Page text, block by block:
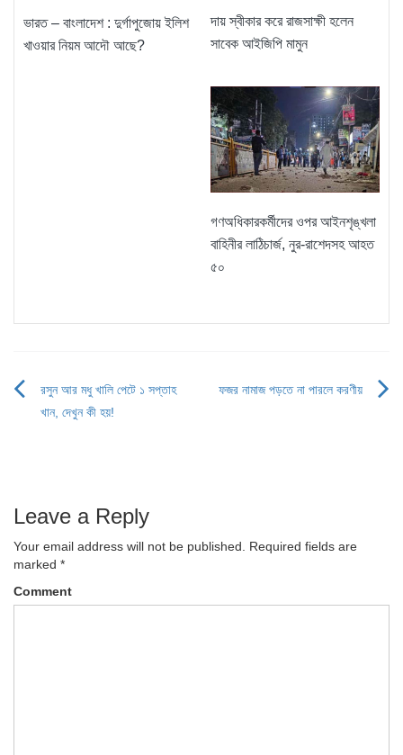
ভারত – বাংলাদেশ : দুর্গাপুজোয় ইলিশ
খাওয়ার নিয়ম আদৌ আছে?
দায় স্বীকার করে রাজসাক্ষী হলেন
সাবেক আইজিপি মামুন
গণঅধিকারকর্মীদের ওপর আইনশৃঙ্খলা
বাহিনীর লাঠিচার্জ, নুর-রাশেদসহ আহত
৫০
Post
রসুন আর মধু খালি পেটে ১ সপ্তাহ
খান, দেখুন কী হয়!
ফজর নামাজ পড়তে না পারলে করণীয়
Leave a Reply
Your email address will not be published.
Required fields are
marked *
Comment